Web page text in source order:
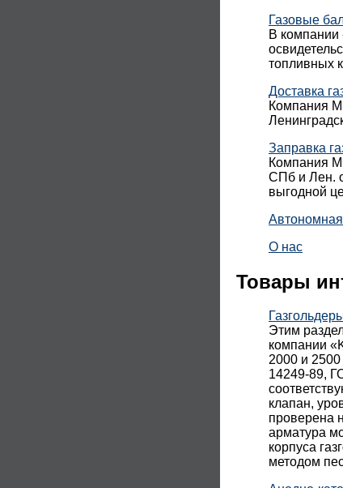
Газовые
В компании
топливных
Доставка
Компания
Заправка
Компания
СПб и Лен.
выгодной
О нас
Товары
Этим
компании
2000 и
14249-89,
клапан,
проверена
арматура
корпуса
методом